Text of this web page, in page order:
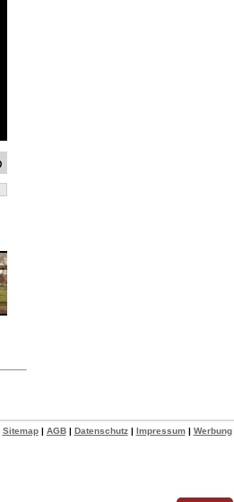
Sitemap| AGB| Datenschutz| Impressum| Werbung